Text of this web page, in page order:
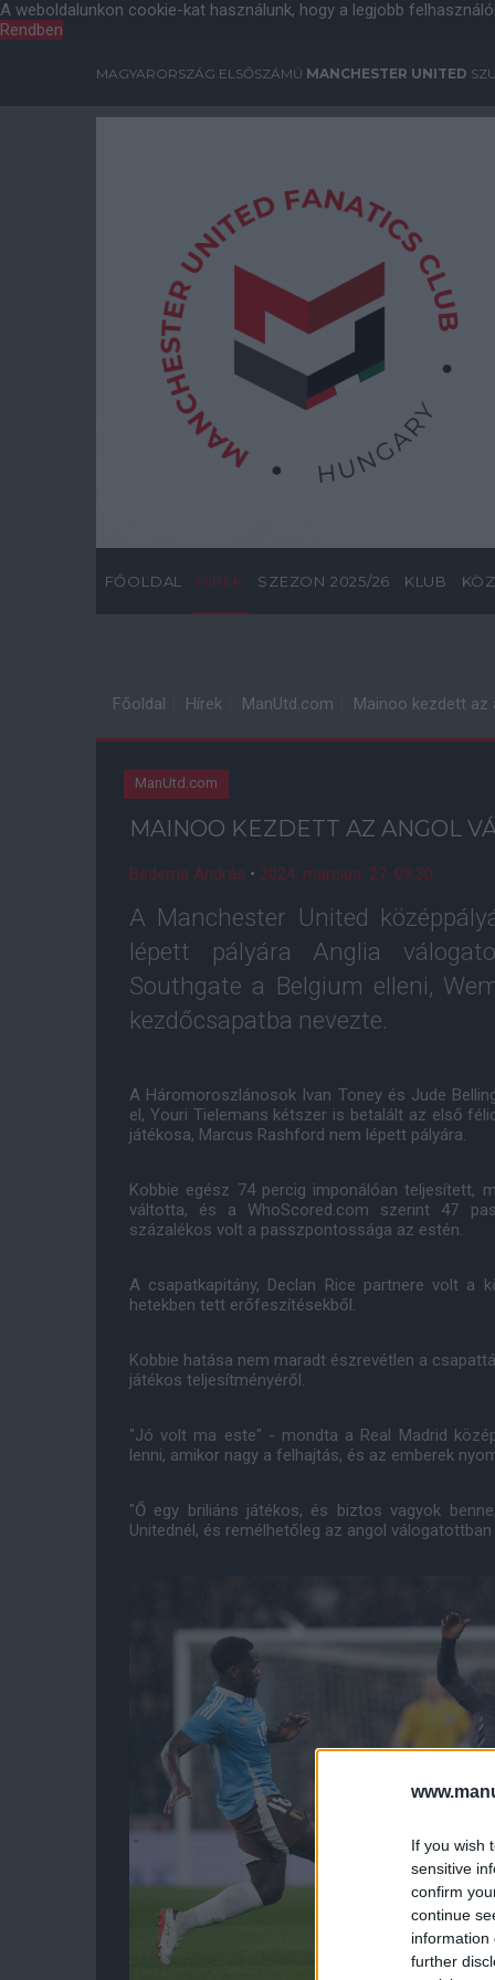
If you wish
sensitive
confirm
continue
information
further
A weboldalunkon cookie-kat használunk, hogy a legjobb
Rendben
MAGYARORSZÁG ELSŐSZÁMÚ MANCHESTER UNITED
FŐOLDAL HÍREK SZEZON 2025/26 KLUB
Főoldal Hírek ManUtd.com Mainoo kezdett az
ManUtd.com
MAINOO KEZDETT AZ ANGOL
Bederna András • 2024. március. 27. 09:30
A Manchester United
lépett pályára Anglia
Southgate a Belgium elleni,
kezdőcsapatba nevezte.
A Háromoroszlánosok Ivan Toney és Jude
el, Youri Tielemans kétszer is betalált az első
játékosa, Marcus Rashford nem lépett pályára.
Kobbie egész 74 percig imponálóan teljesített,
váltotta, és a WhoScored.com szerint 47
százalékos volt a passzpontossága az estén.
A csapatkapitány, Declan Rice partnere volt a
hetekben tett erőfeszítésekből.
Kobbie hatása nem maradt észrevétlen a
játékos teljesítményéről.
"Jó volt ma este" - mondta a Real Madrid
lenni, amikor nagy a felhajtás, és az emberek
"Ő egy briliáns játékos, és biztos vagyok
Unitednél, és remélhetőleg az angol válogatottban